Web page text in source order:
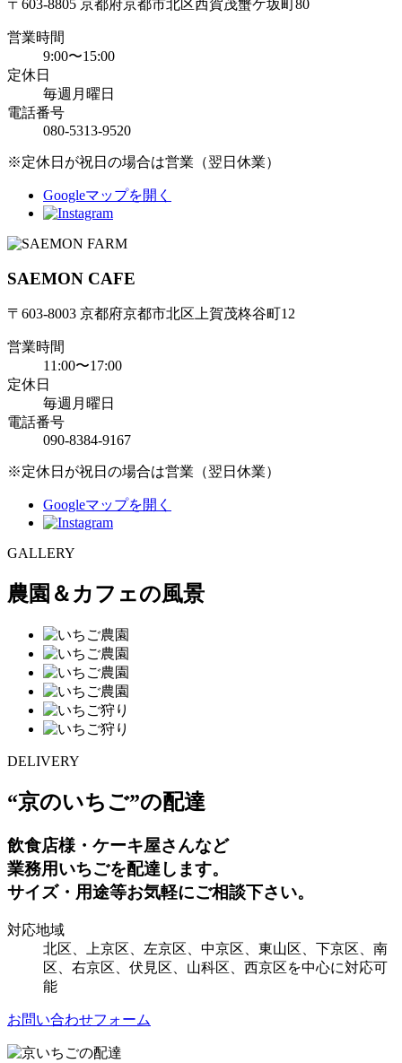
〒603-8805 京都府京都市北区西賀茂蟹ケ坂町80
営業時間
9:00〜15:00
定休日
毎週月曜日
電話番号
080-5313-9520
※定休日が祝日の場合は営業（翌日休業）
Googleマップを開く
SAEMON CAFE
〒603-8003 京都府京都市北区上賀茂柊谷町12
営業時間
11:00〜17:00
定休日
毎週月曜日
電話番号
090-8384-9167
※定休日が祝日の場合は営業（翌日休業）
Googleマップを開く
GALLERY
農園＆カフェの風景
DELIVERY
“京のいちご”の配達
飲食店様・ケーキ屋さんなど
業務用いちごを配達します。
サイズ・用途等お気軽にご相談下さい。
対応地域
北区、上京区、左京区、中京区、東山区、下京区、南
区、右京区、伏見区、山科区、西京区を中心に対応可
能
お問い合わせフォーム